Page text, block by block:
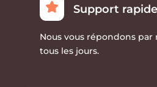
Support rapide
Nous vous répondons par
tous les jours.